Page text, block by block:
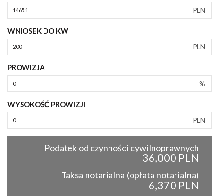
PLN
WNIOSEK DO KW
PLN
PROWIZJA
%
WYSOKOŚĆ PROWIZJI
PLN
Podatek od czynności cywilnoprawnych
36,000 PLN
Taksa notarialna (opłata notarialna)
6,370 PLN